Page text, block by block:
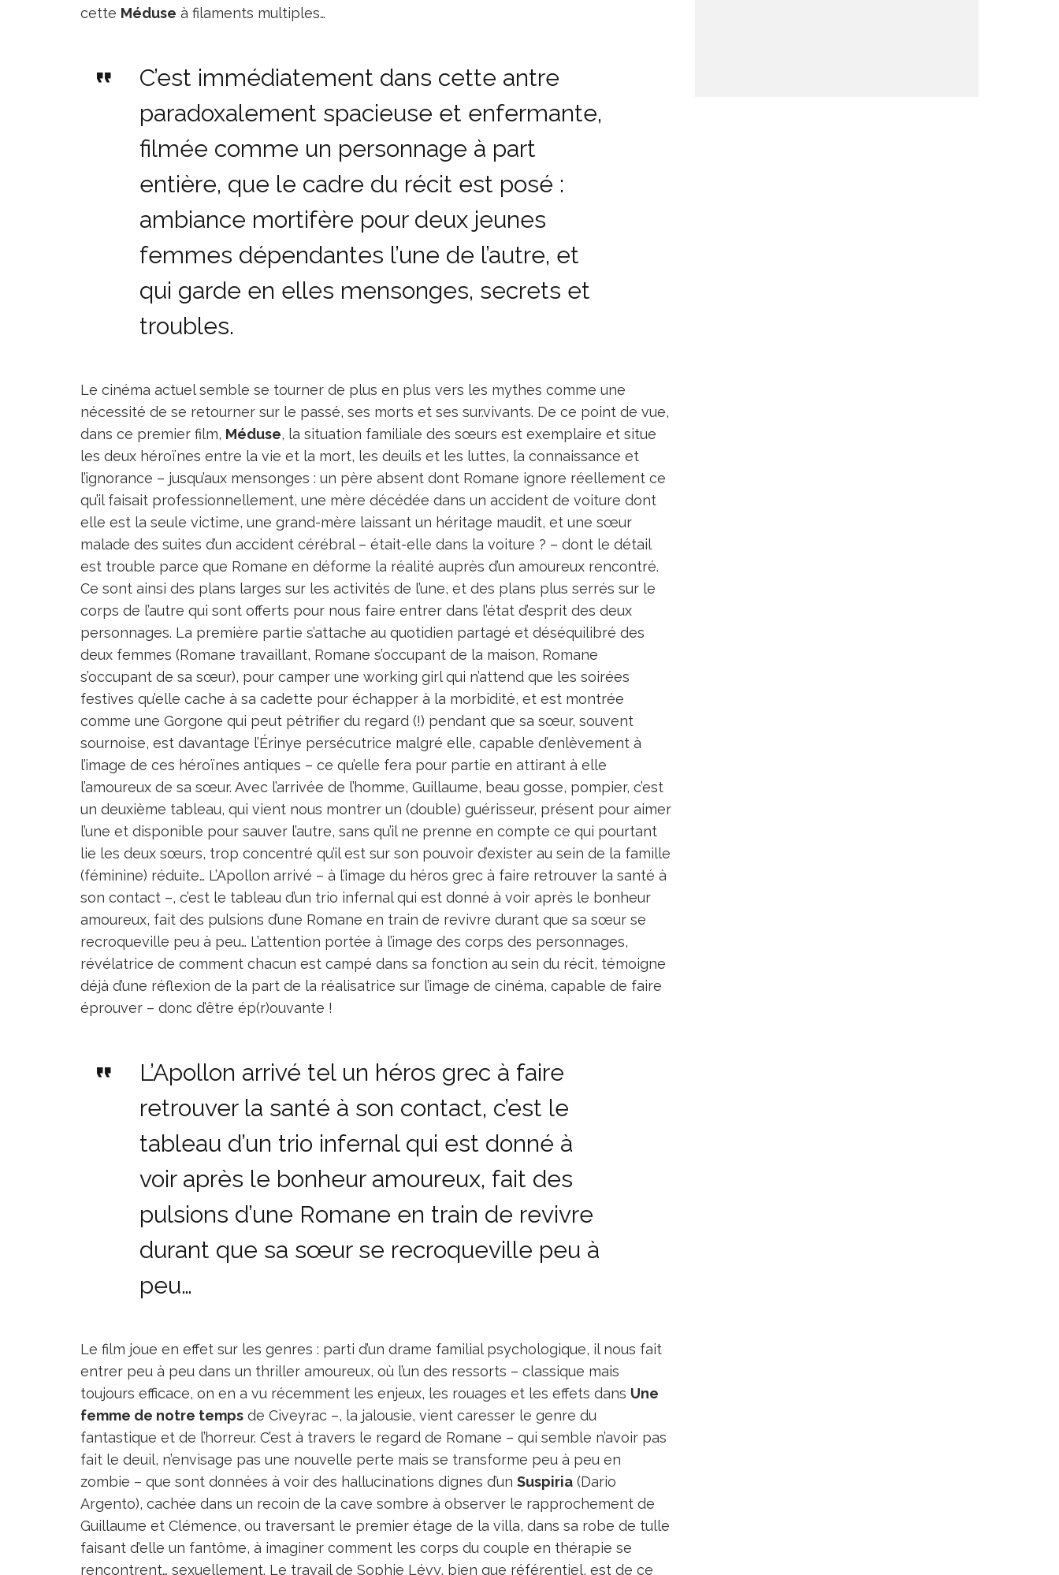
cette Méduse à filaments multiples…
C’est immédiatement dans cette antre
paradoxalement spacieuse et enfermante,
filmée comme un personnage à part
entière, que le cadre du récit est posé :
ambiance mortifère pour deux jeunes
femmes dépendantes l’une de l’autre, et
qui garde en elles mensonges, secrets et
troubles.
Le cinéma actuel semble se tourner de plus en plus vers les mythes comme une
nécessité de se retourner sur le passé, ses morts et ses sur.vivants. De ce point de vue,
dans ce premier film, Méduse, la situation familiale des sœurs est exemplaire et situe
les deux héroïnes entre la vie et la mort, les deuils et les luttes, la connaissance et
l’ignorance – jusqu’aux mensonges : un père absent dont Romane ignore réellement ce
qu’il faisait professionnellement, une mère décédée dans un accident de voiture dont
elle est la seule victime, une grand-mère laissant un héritage maudit, et une sœur
malade des suites d’un accident cérébral – était-elle dans la voiture ? – dont le détail
est trouble parce que Romane en déforme la réalité auprès d’un amoureux rencontré.
Ce sont ainsi des plans larges sur les activités de l’une, et des plans plus serrés sur le
corps de l’autre qui sont offerts pour nous faire entrer dans l’état d’esprit des deux
personnages. La première partie s’attache au quotidien partagé et déséquilibré des
deux femmes (Romane travaillant, Romane s’occupant de la maison, Romane
s’occupant de sa sœur), pour camper une working girl qui n’attend que les soirées
festives qu’elle cache à sa cadette pour échapper à la morbidité, et est montrée
comme une Gorgone qui peut pétrifier du regard (!) pendant que sa sœur, souvent
sournoise, est davantage l’Érinye persécutrice malgré elle, capable d’enlèvement à
l’image de ces héroïnes antiques – ce qu’elle fera pour partie en attirant à elle
l’amoureux de sa sœur. Avec l’arrivée de l’homme, Guillaume, beau gosse, pompier, c’est
un deuxième tableau, qui vient nous montrer un (double) guérisseur, présent pour aimer
l’une et disponible pour sauver l’autre, sans qu’il ne prenne en compte ce qui pourtant
lie les deux sœurs, trop concentré qu’il est sur son pouvoir d’exister au sein de la famille
(féminine) réduite… L’Apollon arrivé – à l’image du héros grec à faire retrouver la santé à
son contact –, c’est le tableau d’un trio infernal qui est donné à voir après le bonheur
amoureux, fait des pulsions d’une Romane en train de revivre durant que sa sœur se
recroqueville peu à peu… L’attention portée à l’image des corps des personnages,
révélatrice de comment chacun est campé dans sa fonction au sein du récit, témoigne
déjà d’une réflexion de la part de la réalisatrice sur l’image de cinéma, capable de faire
éprouver – donc d’être ép(r)ouvante !
L’Apollon arrivé tel un héros grec à faire
retrouver la santé à son contact, c’est le
tableau d’un trio infernal qui est donné à
voir après le bonheur amoureux, fait des
pulsions d’une Romane en train de revivre
durant que sa sœur se recroqueville peu à
peu…
Le film joue en effet sur les genres : parti d’un drame familial psychologique, il nous fait
entrer peu à peu dans un thriller amoureux, où l’un des ressorts – classique mais
toujours efficace, on en a vu récemment les enjeux, les rouages et les effets dans Une
femme de notre temps de Civeyrac –, la jalousie, vient caresser le genre du
fantastique et de l’horreur. C’est à travers le regard de Romane – qui semble n’avoir pas
fait le deuil, n’envisage pas une nouvelle perte mais se transforme peu à peu en
zombie – que sont données à voir des hallucinations dignes d’un Suspiria (Dario
Argento), cachée dans un recoin de la cave sombre à observer le rapprochement de
Guillaume et Clémence, ou traversant le premier étage de la villa, dans sa robe de tulle
faisant d’elle un fantôme, à imaginer comment les corps du couple en thérapie se
rencontrent… sexuellement. Le travail de Sophie Lévy, bien que référentiel, est de ce